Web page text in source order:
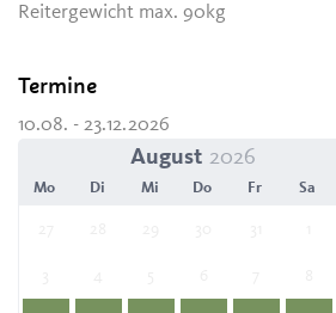
Reitergewicht max. 90kg
Termine
10.08. - 23.12.2026
August
Mo Di Mi Do Fr Sa